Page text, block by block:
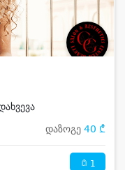
დაზოგე 40 ₾
1